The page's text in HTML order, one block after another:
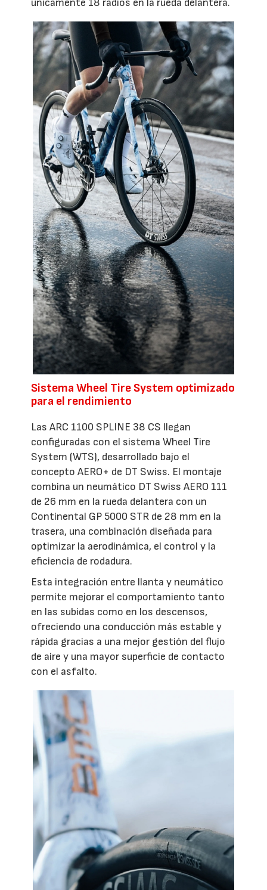
únicamente 18 radios en la rueda delantera.
Sistema Wheel Tire System optimizado
para el rendimiento
Las ARC 1100 SPLINE 38 CS llegan
configuradas con el sistema Wheel Tire
System (WTS), desarrollado bajo el
concepto AERO+ de DT Swiss. El montaje
combina un neumático DT Swiss AERO 111
de 26 mm en la rueda delantera con un
Continental GP 5000 STR de 28 mm en la
trasera, una combinación diseñada para
optimizar la aerodinámica, el control y la
eficiencia de rodadura.
Esta integración entre llanta y neumático
permite mejorar el comportamiento tanto
en las subidas como en los descensos,
ofreciendo una conducción más estable y
rápida gracias a una mejor gestión del flujo
de aire y una mayor superficie de contacto
con el asfalto.